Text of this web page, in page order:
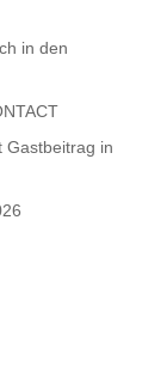
in den
Gastbeitrag in